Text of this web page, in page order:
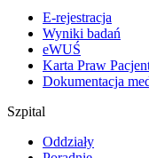
E-rejestracja
Wyniki badań
eWUŚ
Karta Praw
Dokumentacja
Szpital
Oddziały